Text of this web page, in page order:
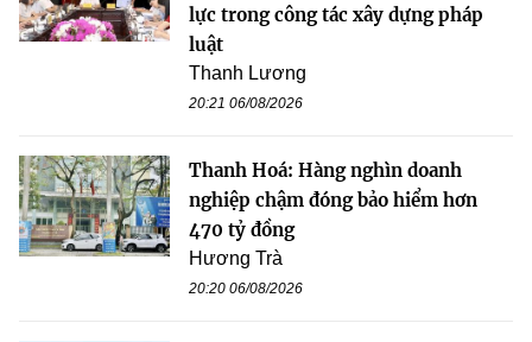
lực trong công tác xây dựng pháp
luật
Thanh Lương
20:21 06/08/2026
Thanh Hoá: Hàng nghìn doanh
nghiệp chậm đóng bảo hiểm hơn
470 tỷ đồng
Hương Trà
20:20 06/08/2026